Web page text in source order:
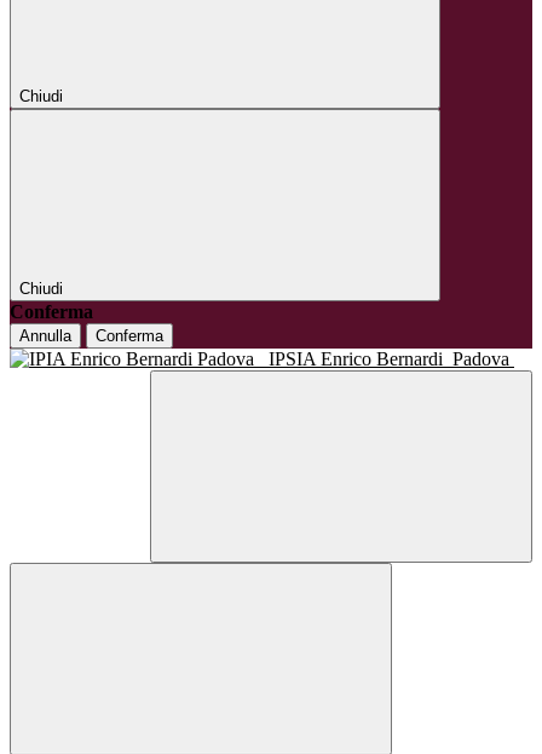
Chiudi
Chiudi
Conferma
Annulla Conferma
IPSIA Enrico Bernardi Padova